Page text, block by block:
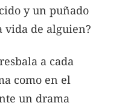
y un puñado
vida de alguien?
resbala a cada
como en el
un drama